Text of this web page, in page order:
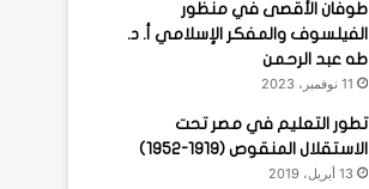
طوفان الأقصى في منظور
الفيلسوف والمفكر الإسلامي أ. د.
طه عبد الرحمن
11 نوفمبر، 2023
تطور التعليم في مصر تحت
الاستقلال المنقوص (1919-1952)
13 أبريل، 2019